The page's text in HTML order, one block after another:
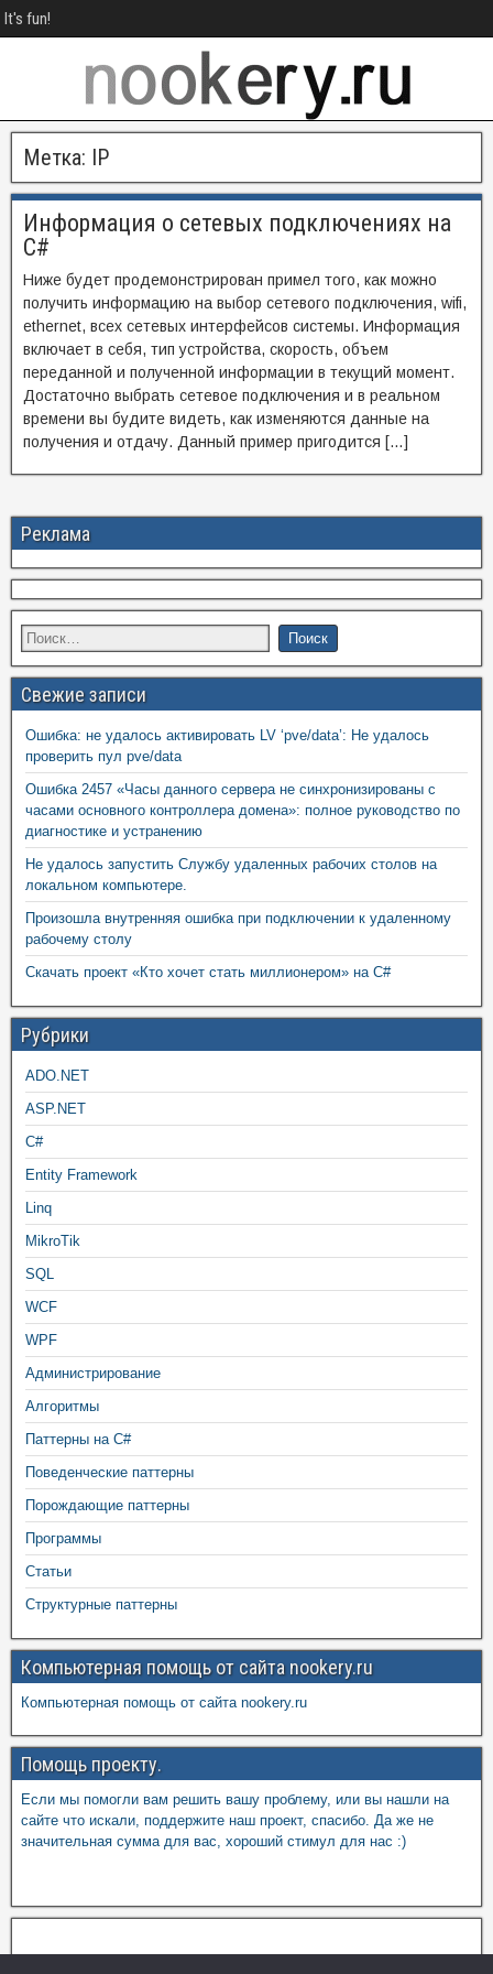
It's fun!
Метка: IP
Информация о сетевых подключениях на
C#
Ниже будет продемонстрирован примел того, как можно
получить информацию на выбор сетевого подключения, wifi,
ethernet, всех сетевых интерфейсов системы. Информация
включает в себя, тип устройства, скорость, объем
переданной и полученной информации в текущий момент.
Достаточно выбрать сетевое подключения и в реальном
времени вы будите видеть, как изменяются данные на
получения и отдачу. Данный пример пригодится […]
Реклама
Свежие записи
Ошибка: не удалось активировать LV ‘pve/data’: Не удалось
проверить пул pve/data
Ошибка 2457 «Часы данного сервера не синхронизированы с
часами основного контроллера домена»: полное руководство по
диагностике и устранению
Не удалось запустить Службу удаленных рабочих столов на
локальном компьютере.
Произошла внутренняя ошибка при подключении к удаленному
рабочему столу
Скачать проект «Кто хочет стать миллионером» на C#
Рубрики
ADO.NET
ASP.NET
C#
Entity Framework
Linq
MikroTik
SQL
WCF
WPF
Администрирование
Алгоритмы
Паттерны на C#
Поведенческие паттерны
Порождающие паттерны
Программы
Статьи
Структурные паттерны
Компьютерная помощь от сайта nookery.ru
Компьютерная помощь от сайта nookery.ru
Помощь проекту.
Если мы помогли вам решить вашу проблему, или вы нашли на
сайте что искали, поддержите наш проект, спасибо. Да же не
значительная сумма для вас, хороший стимул для нас :)